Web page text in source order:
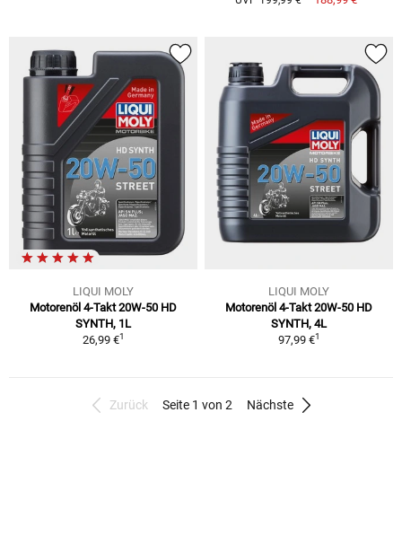
LIQUI MOLY
Motorenöl 4-Takt 20W-50 HD
SYNTH, 1L
26,99 €1
LIQUI MOLY
Motorenöl 4-Takt 20W-50 HD
SYNTH, 4L
97,99 €1
Zurück Seite 1 von 2 Nächste